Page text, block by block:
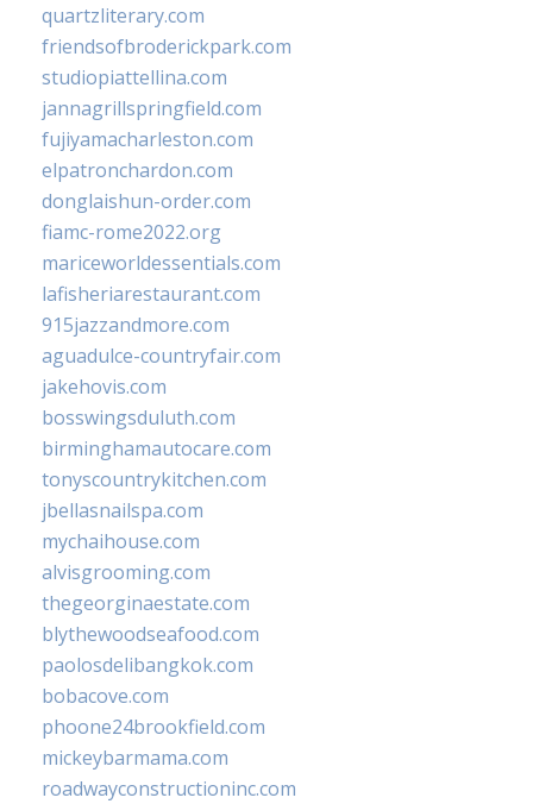
quartzliterary.com
friendsofbroderickpark.com
studiopiattellina.com
jannagrillspringfield.com
fujiyamacharleston.com
elpatronchardon.com
donglaishun-order.com
fiamc-rome2022.org
mariceworldessentials.com
lafisheriarestaurant.com
915jazzandmore.com
aguadulce-countryfair.com
jakehovis.com
bosswingsduluth.com
birminghamautocare.com
tonyscountrykitchen.com
jbellasnailspa.com
mychaihouse.com
alvisgrooming.com
thegeorginaestate.com
blythewoodseafood.com
paolosdelibangkok.com
bobacove.com
phoone24brookfield.com
mickeybarmama.com
roadwayconstructioninc.com